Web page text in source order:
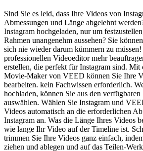
Sind Sie es leid, dass Ihre Videos von
Abmessungen und Länge abgelehnt
Instagram hochgeladen, nur um
Rahmen unangenehm aussehen? Sie
sich nie wieder darum kümmern zu müssen!
professionellen Videoeditor mehr
erstellen, die perfekt für Instagram sind. Mit
Movie-Maker von VEED können Sie Ihre
bearbeiten. kein Fachwissen erforderlich.
hochladen, können Sie aus den
auswählen. Wählen Sie Instagram und
Videos automatisch an die erforderlichen
Instagram an. Was die Länge Ihres Videos
wie lange Ihr Video auf der Timeline ist.
trimmen Sie Ihre Videos ganz einfach,
ziehen und ablegen und auf das Teilen-